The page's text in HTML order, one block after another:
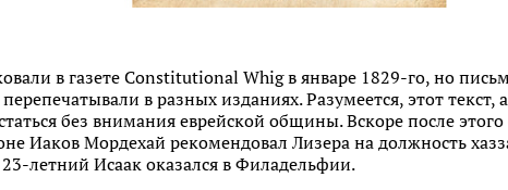
в газете Constitutional Whig в январе 1829-го, но
в разных изданиях. Разумеется, этот текст,
без внимания еврейской общины. Вскоре после
Иаков Мордехай рекомендовал Лизера на должность
летний Исаак оказался в Филадельфии.